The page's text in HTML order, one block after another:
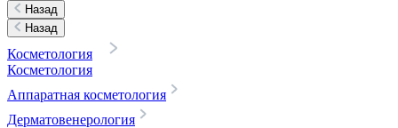
Назад
Назад
Косметология
Косметология
Аппаратная косметология
Дерматовенерология